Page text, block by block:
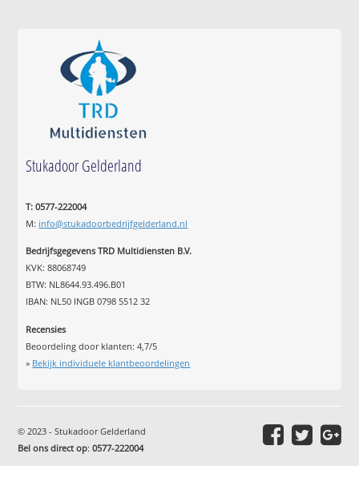
Stukadoor Gelderland
T: 0577-222004
M: info@stukadoorbedrijfgelderland.nl
Bedrijfsgegevens TRD Multidiensten B.V.
KVK: 88068749
BTW: NL8644.93.496.B01
IBAN: NL50 INGB 0798 5512 32
Recensies
Beoordeling door klanten:4,7/5
» Bekijk individuele klantbeoordelingen
© 2023 - Stukadoor Gelderland
Bel ons direct op:0577-222004